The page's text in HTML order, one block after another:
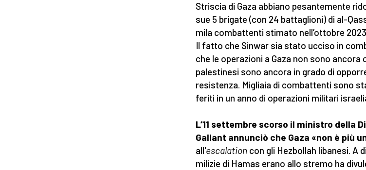
Striscia di Gaza abbiano pesantemente
sue 5 brigate (con 24 battaglioni) di al-
mila combattenti stimato nell’ottobre
Il fatto che Sinwar sia stato ucciso in
che le operazioni a Gaza non sono ancora
palestinesi sono ancora in grado di
resistenza. Migliaia di combattenti sono
feriti in un anno di operazioni militari
L’11 settembre scorso il ministro della
Gallant annunciò che Gaza «non è più
all'escalation con gli Hezbollah libanesi. A
milizie di Hamas erano allo stremo ha